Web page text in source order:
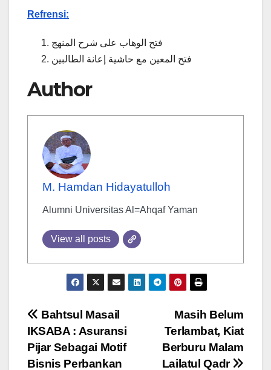
Refrensi:
فتح الوهاب على شرح المنهج
فتح المعين مع حاشية إعانة الطالبين
Author
M. Hamdan Hidayatulloh
Alumni Universitas Al=Ahqaf Yaman
View all posts
Post
navigation
Masih Belum
Terlambat, Kiat
Berburu Malam
Lailatul Qadr
Bahtsul Masail
IKSABA : Asuransi
Pijar Sebagai Motif
Bisnis Perbankan